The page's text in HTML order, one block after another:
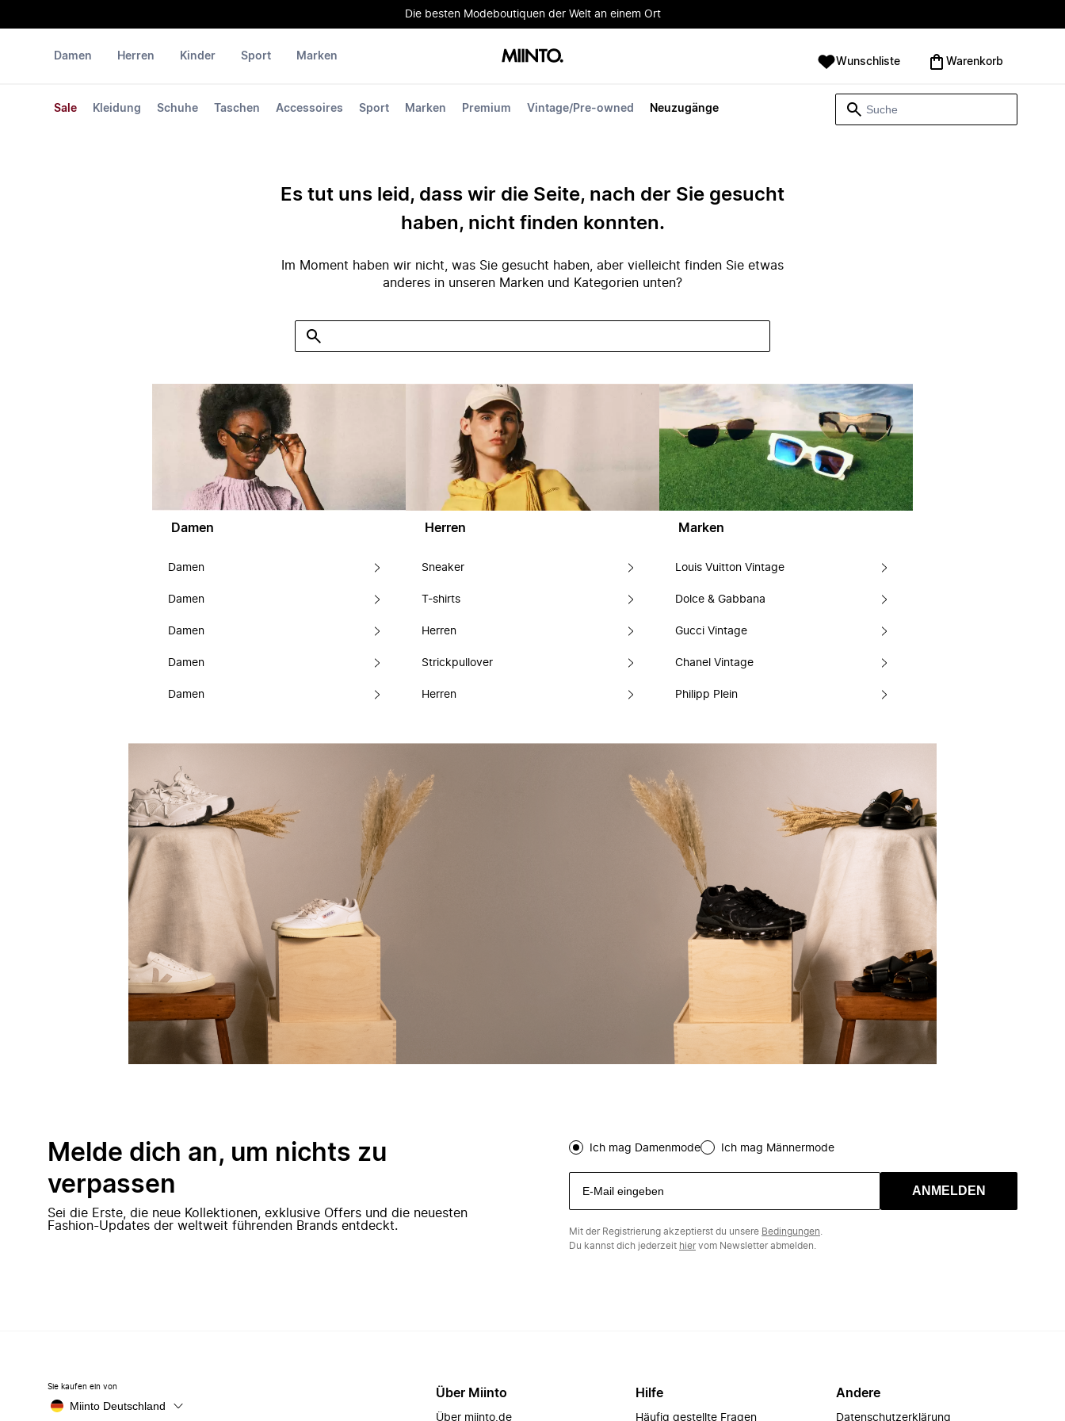
Die besten Modeboutiquen der Welt an einem Ort
Damen
Sale Kleidung Schuhe Taschen Accessoires Sport Marken Premium Vintage/Pre-owned Neuzugänge
Herren Kinder Sport Marken Wunschliste Warenkorb
Es tut uns leid, dass wir die Seite, nach der Sie gesucht
haben, nicht finden konnten.
Im Moment haben wir nicht, was Sie gesucht haben, aber vielleicht finden Sie etwas
anderes in unseren Marken und Kategorien unten?
Damen
Damen
Damen
Damen
Damen
Damen
Herren
Sneaker
T-shirts
Herren
Strickpullover
Herren
Marken
Louis Vuitton Vintage
Dolce & Gabbana
Gucci Vintage
Chanel Vintage
Philipp Plein
Melde dich an, um nichts zu
verpassen
Sei die Erste, die neue Kollektionen, exklusive Offers und die neuesten
Fashion-Updates der weltweit führenden Brands entdeckt.
Ich mag Damenmode Ich mag Männermode
ANMELDEN
Mit der Registrierung akzeptierst du unsere Bedingungen
Du kannst dich jederzeit hiervom Newsletter abmelden.
Sie kaufen ein von
Miinto Deutschland
Über Miinto
Über miinto.de
Hilfe
Häufig gestellte Fragen
Andere
Datenschutzerklärung